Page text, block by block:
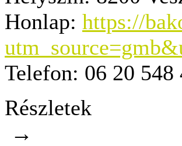
Honlap: https://
Telefon: 06 20 548
Részletek
→